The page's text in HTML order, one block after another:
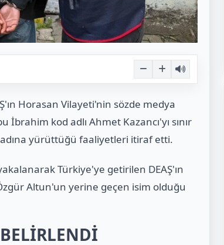
Horasan Vilayeti'nin sözde medya
kod adlı Ahmet Kazancı'yı sınır
adına yürüttüğü faaliyetleri itiraf etti.
Türkiye'ye getirilen DEAŞ'ın
Altun'un yerine geçen isim olduğu